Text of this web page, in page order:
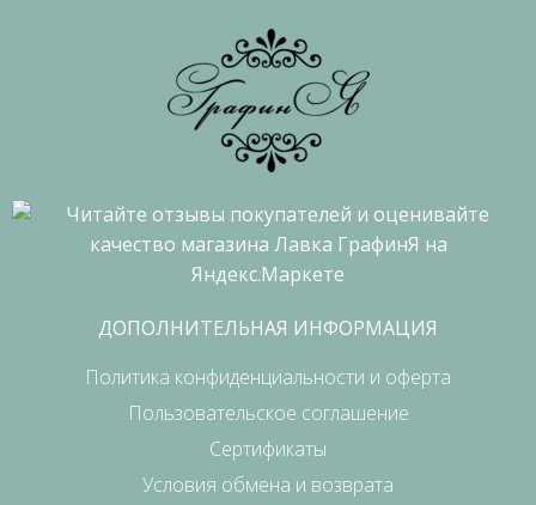
ДОПОЛНИТЕЛЬНАЯ ИНФОРМАЦИЯ
Политика конфиденциальности и оферта
Пользовательское соглашение
Сертификаты
Условия обмена и возврата